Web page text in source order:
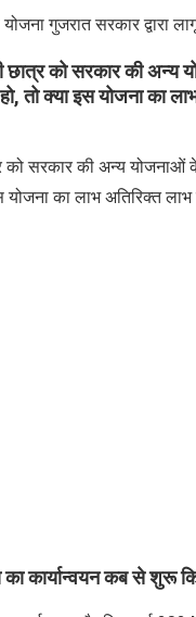
गुजरात सरकार द्वारा
छात्र को सरकार की अन्य
हो, तो क्या इस योजना का
को सरकार की अन्य योजनाओं
योजना का लाभ अतिरिक्त
कार्यान्वयन कब से शुरू